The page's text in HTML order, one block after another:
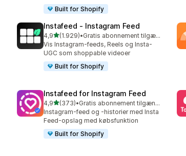
Built for Shopify
Instafeed ‑ Instagram Feed
4,9ud af 5 stjerner
(1.929)
1929 anmeldelser i alt
•
Gratis abonnement tilgængeligt
Vis Instagram-feeds, Reels og Insta-
UGC som shoppable videoer
Built for Shopify
Instafeed for Instagram Feed
4,9ud af 5 stjerner
(373)
373 anmeldelser i alt
•
Gratis abonnement tilgængeligt
Instagram-feed og -historier med Insta
Feed-opslag med købsfunktion
Built for Shopify